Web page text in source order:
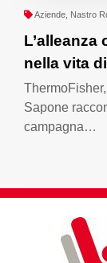
Aziende, Nastro
L’alleanza
nella vita
Sapone
campagna…